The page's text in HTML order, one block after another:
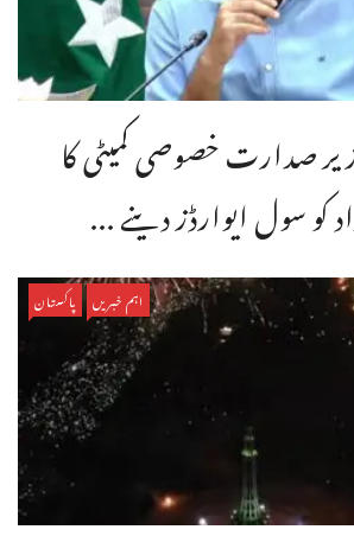
صدارت خصوصی کمیٹی کا
اہم خبریں پاکستان